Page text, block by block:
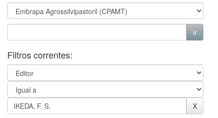
Filtros correntes: